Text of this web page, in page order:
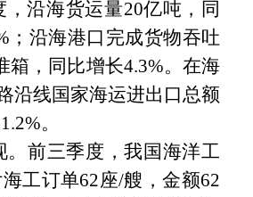
，沿海货运量20亿吨，同
；沿海港口完成货物吞吐
箱，同比增长4.3%。在海
沿线国家海运进出口总额
1.2%。
前三季度，我国海洋工
工订单62座/艘，金额62